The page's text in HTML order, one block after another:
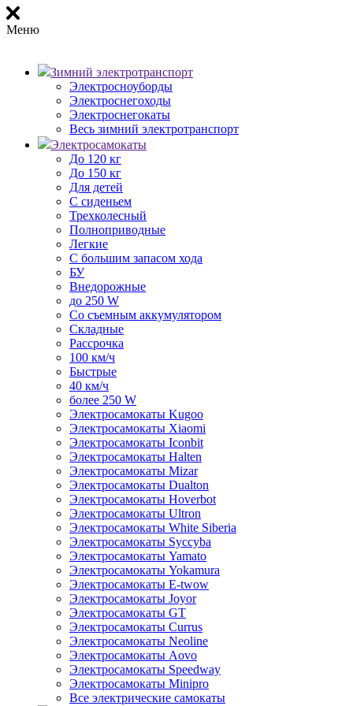
Меню
Зимний электротранспорт
Электросноуборды
Электроснегоходы
Электроснегокаты
Весь зимний электротранспорт
Электросамокаты
До 120 кг
До 150 кг
Для детей
С сиденьем
Трехколесный
Полноприводные
Легкие
С большим запасом хода
БУ
Внедорожные
до 250 W
Со съемным аккумулятором
Складные
Рассрочка
100 км/ч
Быстрые
40 км/ч
более 250 W
Электросамокаты Kugoo
Электросамокаты Xiaomi
Электросамокаты Iconbit
Электросамокаты Halten
Электросамокаты Mizar
Электросамокаты Dualton
Электросамокаты Hoverbot
Электросамокаты Ultron
Электросамокаты White Siberia
Электросамокаты Syccyba
Электросамокаты Yamato
Электросамокаты Yokamura
Электросамокаты E-twow
Электросамокаты Joyor
Электросамокаты GT
Электросамокаты Currus
Электросамокаты Neoline
Электросамокаты Aovo
Электросамокаты Speedway
Электросамокаты Minipro
Все электрические самокаты